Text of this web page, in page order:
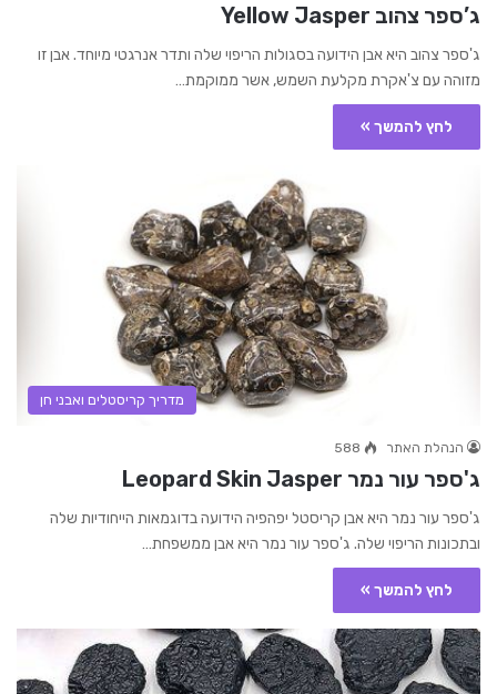
ג’ספר צהוב Yellow Jasper
ג'ספר צהוב היא אבן הידועה בסגולות הריפוי שלה ותדר אנרגטי מיוחד. אבן זו
מזוהה עם צ'אקרת מקלעת השמש, אשר ממוקמת…
לחץ להמשך »
מדריך קריסטלים ואבני חן
הנהלת האתר 588
ג'ספר עור נמר Leopard Skin Jasper
ג'ספר עור נמר היא אבן קריסטל יפהפיה הידועה בדוגמאות הייחודיות שלה
ובתכונות הריפוי שלה. ג'ספר עור נמר היא אבן ממשפחת…
לחץ להמשך »